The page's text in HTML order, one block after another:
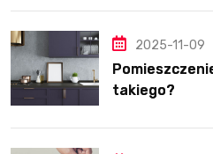
2025-11-09
takiego?